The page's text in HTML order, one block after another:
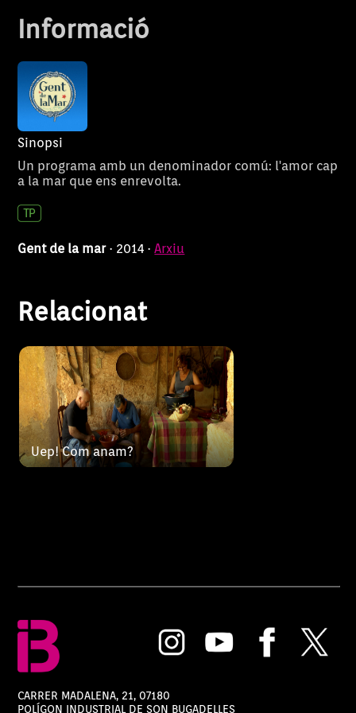
Informació
Sinopsi
Un programa amb un denominador comú: l'amor cap
a la mar que ens enrevolta.
Gent de la mar · 2014 ·Arxiu
Relacionat
Uep! Com anam?
Uep! Com anam?
Uep! Com anam? estrena noves
cares. El nou company de feina
de Toni ‘Ballador’, en Lander ,
l’acompanyarà a fer vinclar
darrera suada a la pagesia.
CARRER MADALENA, 21, 07180
POLÍGON INDUSTRIAL DE SON BUGADELLES